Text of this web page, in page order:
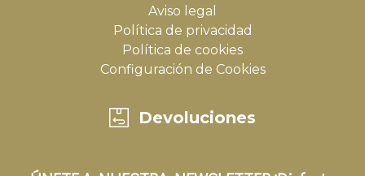
Aviso legal
Política de privacidad
Política de cookies
Configuración de Cookies
Devoluciones